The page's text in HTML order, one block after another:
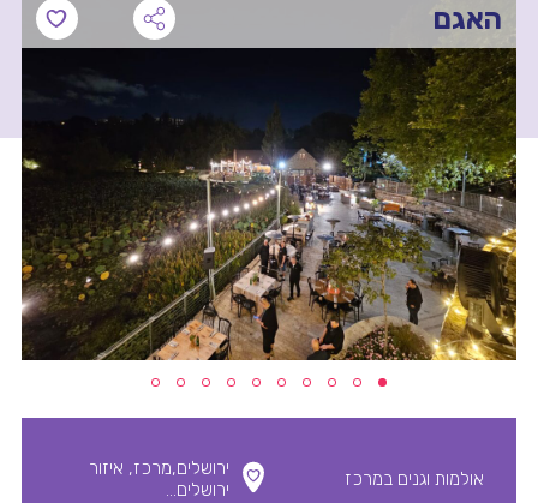
האגם
אולמות וגנים במרכז
ירושלים,מרכז, איזור
ירושלים...